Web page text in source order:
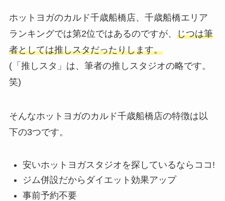
ホットヨガのカルド千歳船橋店、千歳船橋エリア
ランキングでは第2位ではあるのですが、 じつは筆
者としては推しスタだったりします。
(「推しスタ」は、筆者の推しスタジオの略です。
笑)
そんなホットヨガのカルド千歳船橋店の特徴は以
下の3つです。
安いホットヨガスタジオを探しているならココ!
ジム併設だからダイエット効果アップ
事前予約不要